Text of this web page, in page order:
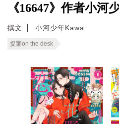
《16647》作者小河
撰文 小河少年Kawa
提案on the desk